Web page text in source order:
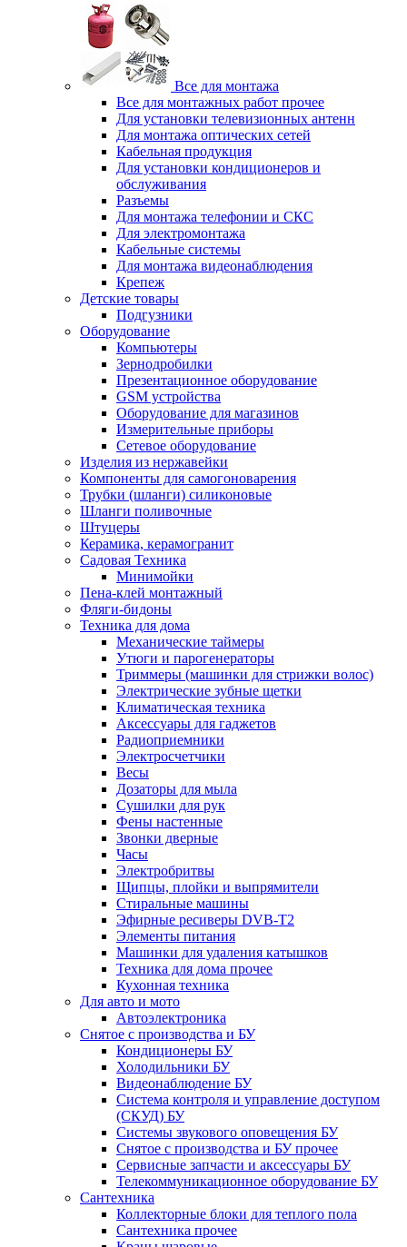
Все для монтажа
Все для монтажных работ прочее
Для установки телевизионных антенн
Для монтажа оптических сетей
Кабельная продукция
Для установки кондиционеров и
обслуживания
Разъемы
Для монтажа телефонии и СКС
Для электромонтажа
Кабельные системы
Для монтажа видеонаблюдения
Крепеж
Детские товары
Подгузники
Оборудование
Компьютеры
Зернодробилки
Презентационное оборудование
GSM устройства
Оборудование для магазинов
Измерительные приборы
Сетевое оборудование
Изделия из нержавейки
Компоненты для самогоноварения
Трубки (шланги) силиконовые
Шланги поливочные
Штуцеры
Керамика, керамогранит
Садовая Техника
Минимойки
Пена-клей монтажный
Фляги-бидоны
Техника для дома
Механические таймеры
Утюги и парогенераторы
Триммеры (машинки для стрижки волос)
Электрические зубные щетки
Климатическая техника
Аксессуары для гаджетов
Радиоприемники
Электросчетчики
Весы
Дозаторы для мыла
Сушилки для рук
Фены настенные
Звонки дверные
Часы
Электробритвы
Щипцы, плойки и выпрямители
Стиральные машины
Эфирные ресиверы DVB-T2
Элементы питания
Машинки для удаления катышков
Техника для дома прочее
Кухонная техника
Для авто и мото
Автоэлектроника
Снятое с производства и БУ
Кондиционеры БУ
Холодильники БУ
Видеонаблюдение БУ
Система контроля и управление доступом
(СКУД) БУ
Системы звукового оповещения БУ
Снятое с производства и БУ прочее
Сервисные запчасти и аксессуары БУ
Телекоммуникационное оборудование БУ
Сантехника
Коллекторные блоки для теплого пола
Сантехника прочее